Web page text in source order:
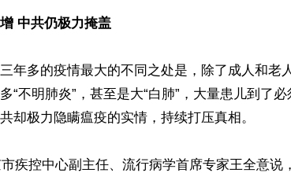
中共仍极力掩盖
年多的疫情最大的不同之处是，除了成人和老
“不明肺炎”，甚至是大“白肺”，大量患儿到了
却极力隐瞒瘟疫的实情，持续打压真相。
疾控中心副主任、流行病学首席专家王全意说